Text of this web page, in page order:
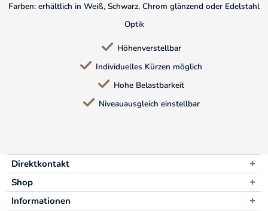
Höhenverstellbar
Individuelles Kürzen möglich
Hohe Belastbarkeit
Niveauausgleich einstellbar
Farben: erhältlich in Weiß, Schwarz, Chrom glänzend oder Edelstahl
Optik
Direktkontakt
Shop
Informationen